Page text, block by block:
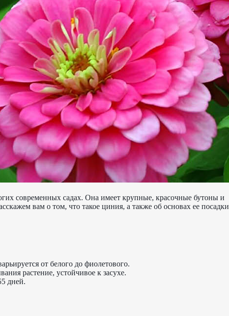
современных садах. Она имеет крупные, красочные бутоны и
вам о том, что такое циния, а также об основах ее посадки
от белого до фиолетового.
растение, устойчивое к засухе.
дней.